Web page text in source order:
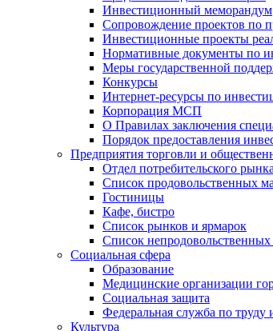
Инвестиционный меморандум
Сопровождение проектов по
Инвестиционные проекты
Нормативные документы по
Меры государственной
Конкурсы
Интернет-ресурсы по
Корпорация МСП
О Правилах заключения
Порядок предоставления
Предприятия торговли и
Отдел потребительского
Список продовольственных
Гостиницы
Кафе, бистро
Cписок рынков и ярмарок
Список непродовольственных
Социальная сфера
Образование
Медицинские организации
Социальная защита
Федеральная служба по труду
Культура